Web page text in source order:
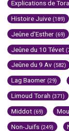
Explications de
Histoire Juive (189)
Jeûne d'Esther (69)
Jeûne du 10 Tévet
Jeûne du 9 Av (582)
Lag Baomer (29)
Limoud Torah (371)
Middot (69)
Non-Juifs (249)